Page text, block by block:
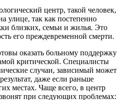
центр, такой человек,
улице, так как постепенно
близких, семьи и жилья. Это
его преждевременной смерти.
оказать больному поддержку
критической. Специалисты
случаи, зависимый может
даже если раньше
местах. Чаще всего, в центр
при следующих проблемах: